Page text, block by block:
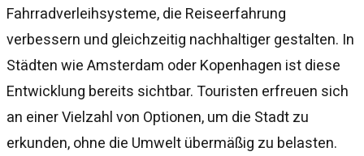
Fahrradverleihsysteme, die Reiseerfahrung
verbessern und gleichzeitig nachhaltiger gestalten. In
Städten wie Amsterdam oder Kopenhagen ist diese
Entwicklung bereits sichtbar. Touristen erfreuen sich
an einer Vielzahl von Optionen, um die Stadt zu
erkunden, ohne die Umwelt übermäßig zu belasten.